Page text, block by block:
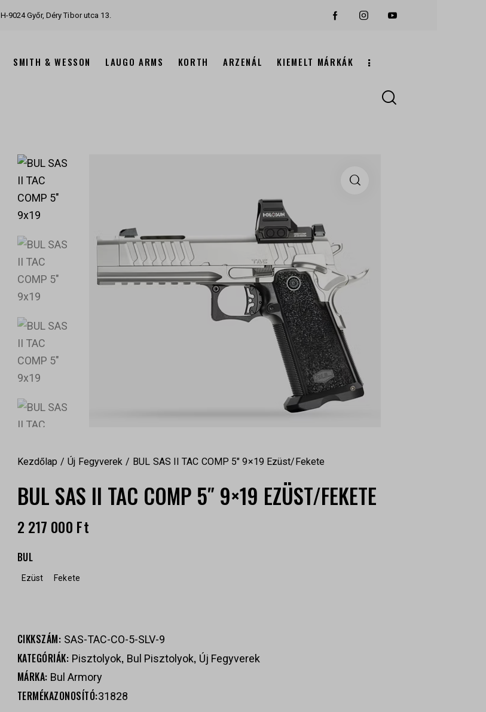
H-9024 Győr, Déry Tibor utca 13.
SMITH & WESSON LAUGO ARMS KORTH ARZENÁL KIEMELT MÁRKÁK
Kezdőlap Új Fegyverek BUL SAS II TAC COMP 5″ 9×19 Ezüst/Fekete
BUL SAS II TAC COMP 5″ 9×19 EZÜST/FEKETE
2 217 000 Ft
BUL
Ezüst Fekete
CIKKSZÁM: SAS-TAC-CO-5-SLV-9
KATEGÓRIÁK: Pisztolyok, Bul Pisztolyok, Új Fegyverek
MÁRKA: Bul Armory
TERMÉKAZONOSÍTÓ:31828